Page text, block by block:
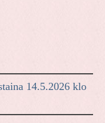
14.5.2026 klo